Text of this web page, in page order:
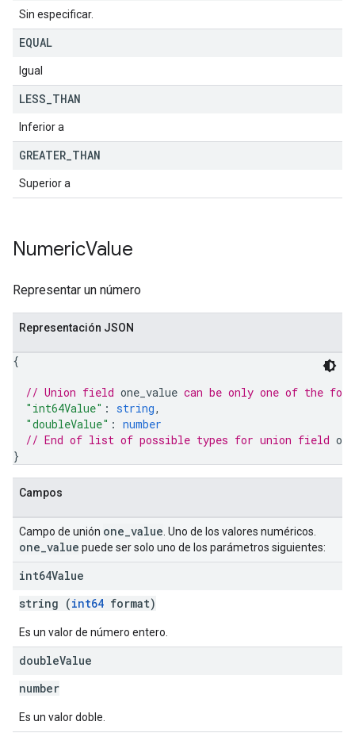
Sin especificar.
EQUAL
Igual
LESS THAN
Inferior a
GREATER THAN
Superior a
NumericValue
Representar un número
Representación JSON
{
// Union field one_value can be only one of the
"int64Value" : string,
"doubleValue" : number
// End of list of possible types for union field
}
Campos
Campo de unión one value . Uno de los valores numéricos.
one value puede ser solo uno de los parámetros siguientes:
int64Value
string (int64 format)
Es un valor de número entero.
doubleValue
number
Es un valor doble.